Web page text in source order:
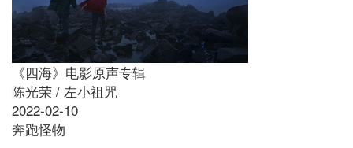
《四海》电影原声专辑
陈光荣 / 左小祖咒
2022-02-10
奔跑怪物